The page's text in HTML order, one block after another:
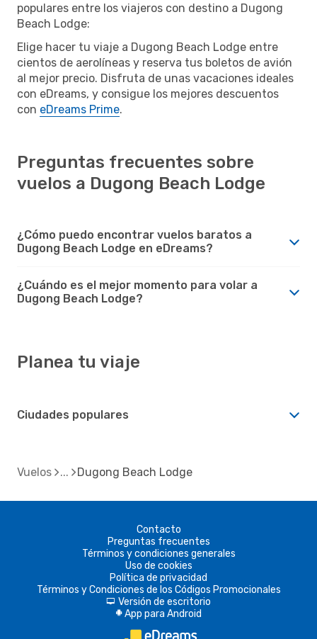
populares entre los viajeros con destino a Dugong
Beach Lodge:
Elige hacer tu viaje a Dugong Beach Lodge entre
cientos de aerolíneas y reserva tus boletos de avión
al mejor precio. Disfruta de unas vacaciones ideales
con eDreams, y consigue los mejores descuentos
con eDreams Prime.
Preguntas frecuentes sobre
vuelos a Dugong Beach Lodge
¿Cómo puedo encontrar vuelos baratos a
Dugong Beach Lodge en eDreams?
¿Cuándo es el mejor momento para volar a
Dugong Beach Lodge?
Planea tu viaje
Ciudades populares
Vuelos Dugong Beach Lodge
Contacto
Preguntas frecuentes
Términos y condiciones generales
Uso de cookies
Política de privacidad
Términos y Condiciones de los Códigos Promocionales
d Versión de escritorio
A App para Android